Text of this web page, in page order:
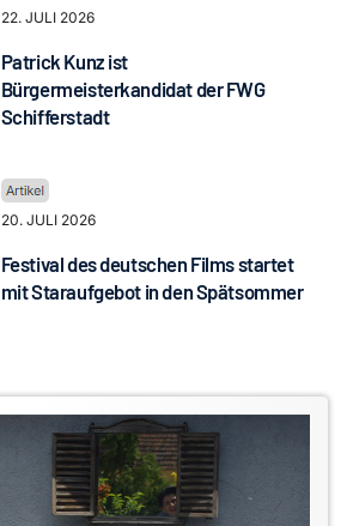
22. JULI 2026
Patrick Kunz ist
Bürgermeisterkandidat der FWG
Schifferstadt
20. JULI 2026
Festival des deutschen Films startet
mit Staraufgebot in den Spätsommer